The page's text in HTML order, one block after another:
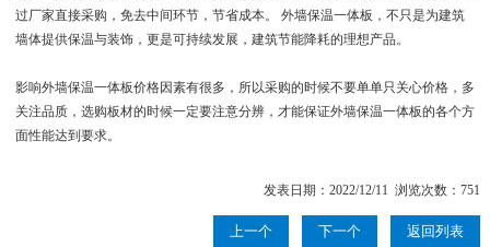
过厂家直接采购，免去中间环节，节省成本。 外墙保温一体板，不只是为建筑
墙体提供保温与装饰，更是可持续发展，建筑节能降耗的理想产品。
影响外墙保温一体板价格因素有很多，所以采购的时候不要单单只关心价格，多
关注品质，选购板材的时候一定要注意分辨，才能保证外墙保温一体板的各个方
面性能达到要求。
发表日期：2022/12/11 浏览次数：751
上一个 下一个 返回列表